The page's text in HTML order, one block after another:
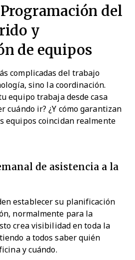
Programación del
y
de equipos
complicadas del trabajo
sino la coordinación.
equipo trabaja desde casa
cuándo ir? ¿Y cómo garantizan
equipos coincidan realmente
de asistencia a la
establecer su planificación
normalmente para la
crea visibilidad en toda la
a todos saber quién
y cuándo.